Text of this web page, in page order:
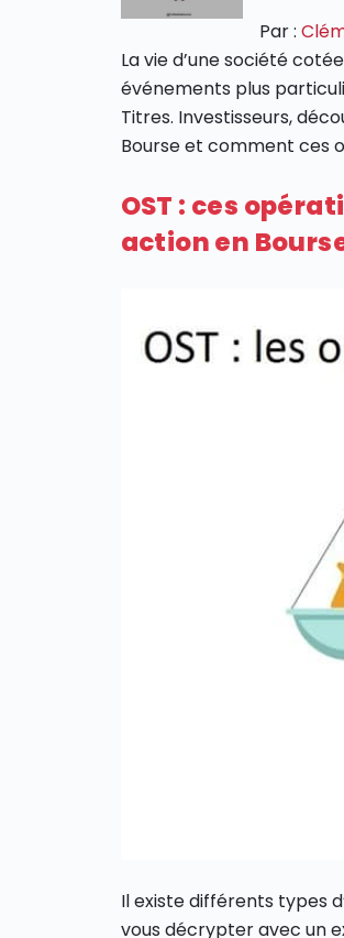
Par :
La vie d’une société
événements plus
Titres. Investisseurs,
Bourse et comment ces
OST : ces
action en
Il existe différents types
vous décrypter avec un